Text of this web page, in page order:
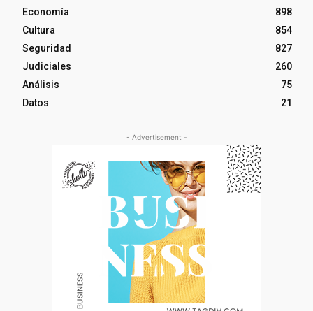
Economía
898
Cultura
854
Seguridad
827
Judiciales
260
Análisis
75
Datos
21
- Advertisement -